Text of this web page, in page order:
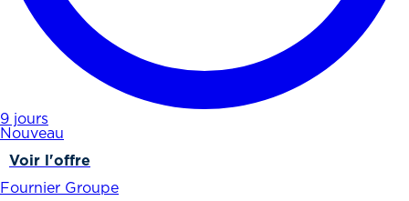
9 jours
Nouveau
Voir l'offre
Fournier Groupe